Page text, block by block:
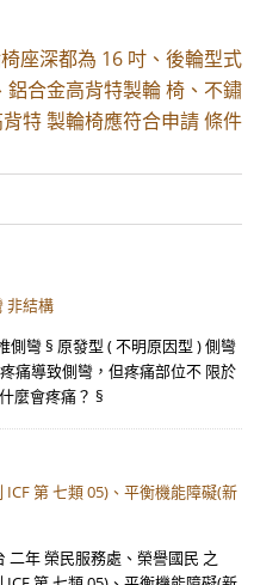
座深都為 16 吋、後輪型式
鋁合金高背特製輪 椅、不鏽
特 製輪椅應符合申請 條件
非結構
側彎 § 原發型 ( 不明原因型 ) 側彎
痛導致側彎，但疼痛部位不 限於
麼會疼痛？ §
第 七類 05)、平衡機能障礙(新
年 榮民服務處、榮譽國民 之